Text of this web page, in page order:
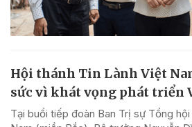
Hội thánh Tin Lành Việt
sức vì khát vọng phát triển
Tại buổi tiếp đoàn Ban Trị sự Tổng